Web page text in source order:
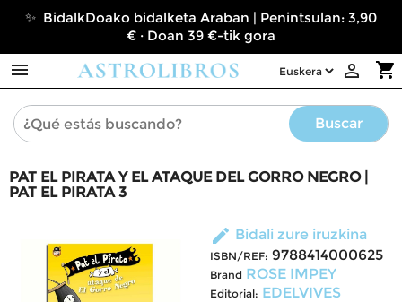
✨ BidalkDoako bidalketa Araban | Penintsulan: 3,90
€ · Doan 39 €-tik gora
 shopping_cart

Buscar
PAT EL PIRATA Y EL ATAQUE DEL GORRO NEGRO |
PAT EL PIRATA 3
edit Bidali zure iruzkina
ISBN/REF: 9788414000625
Brand ROSE IMPEY
Editorial: EDELVIVES